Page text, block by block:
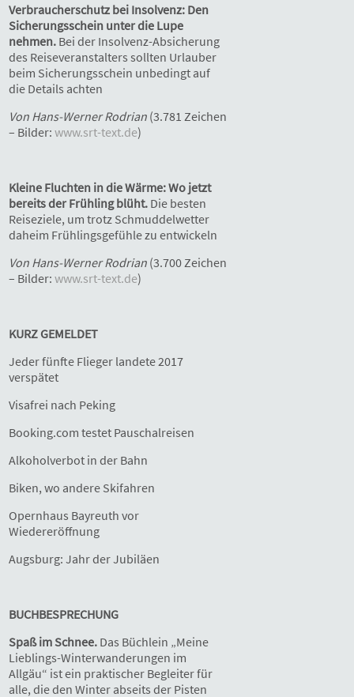
Verbraucherschutz bei Insolvenz: Den
Sicherungsschein unter die Lupe
nehmen. Bei der Insolvenz-Absicherung
des Reiseveranstalters sollten Urlauber
beim Sicherungsschein unbedingt auf
die Details achten
Von Hans-Werner Rodrian (3.781 Zeichen
– Bilder:www.srt-text.de)
Kleine Fluchten in die Wärme: Wo jetzt
bereits der Frühling blüht. Die besten
Reiseziele, um trotz Schmuddelwetter
daheim Frühlingsgefühle zu entwickeln
Von Hans-Werner Rodrian (3.700 Zeichen
– Bilder:www.srt-text.de)
KURZ GEMELDET
Jeder fünfte Flieger landete 2017
verspätet
Visafrei nach Peking
Booking.com testet Pauschalreisen
Alkoholverbot in der Bahn
Biken, wo andere Skifahren
Opernhaus Bayreuth vor
Wiedereröffnung
Augsburg: Jahr der Jubiläen
BUCHBESPRECHUNG
Spaß im Schnee. Das Büchlein „Meine
Lieblings-Winterwanderungen im
Allgäu“ ist ein praktischer Begleiter für
alle, die den Winter abseits der Pisten